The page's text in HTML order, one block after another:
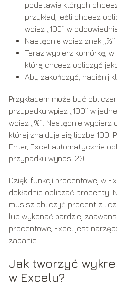
podstawie których
przykład, jeśli chcesz
wpisz „100” w
Następnie wpisz znak „%”.
Teraz wybierz komórkę,
którą chcesz obliczyć
Aby zakończyć, naciśnij
Przykładem może być
przypadku wpisz „100” w
wpisz „%”. Następnie wybierz
której znajduje się liczba 100.
Enter, Excel automatycznie
przypadku wynosi 20.
Dzięki funkcji procentowej w
dokładnie obliczać procenty.
musisz obliczyć procent z
lub wykonać bardziej
procentowe, Excel jest
zadanie.
Jak tworzyć
w Excelu?